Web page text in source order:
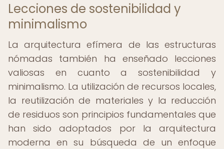
Lecciones de sostenibilidad y
minimalismo
La arquitectura efímera de las estructuras
nómadas también ha enseñado lecciones
valiosas en cuanto a sostenibilidad y
minimalismo. La utilización de recursos locales,
la reutilización de materiales y la reducción
de residuos son principios fundamentales que
han sido adoptados por la arquitectura
moderna en su búsqueda de un enfoque